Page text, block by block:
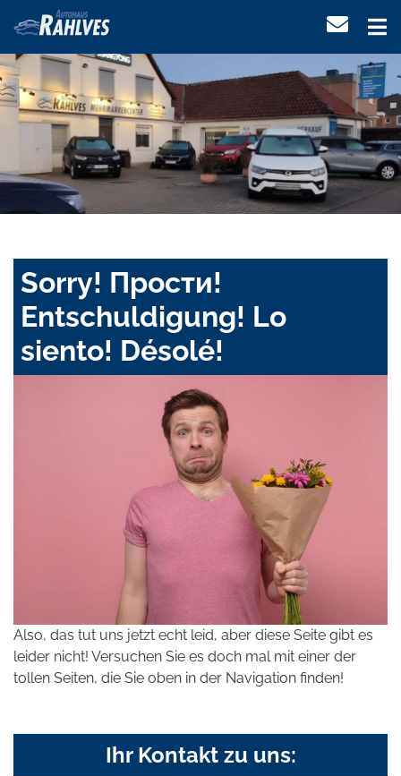
Sorry! Прости!
Entschuldigung! Lo
siento! Désolé!
Also, das tut uns jetzt echt leid, aber diese Seite gibt es
leider nicht! Versuchen Sie es doch mal mit einer der
tollen Seiten, die Sie oben in der Navigation finden!
Ihr Kontakt zu uns: